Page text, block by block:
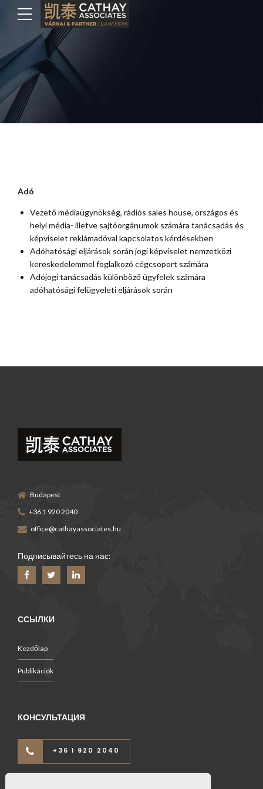
Adó
Vezető médiaügynökség, rádiós sales house, országos és
helyi média- illetve sajtóorgánumok számára tanácsadás és
képviselet reklámadóval kapcsolatos kérdésekben
Adóhatósági eljárások során jogi képviselet nemzetközi
kereskedelemmel foglalkozó cégcsoport számára
Adójogi tanácsadás különböző ügyfelek számára
adóhatósági felügyeleti eljárások során
Budapest
+36 1 920 2040
office@cathayassociates.hu
Подписывайтесь на нас:
ССЫЛКИ
Kezdőlap
Publikációk
КОНСУЛЬТАЦИЯ
+36 1 920 2040